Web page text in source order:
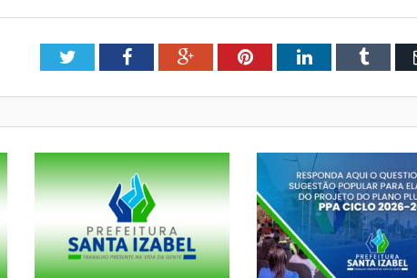
TwitterFacebookGoogle+PinterestLinkedIn